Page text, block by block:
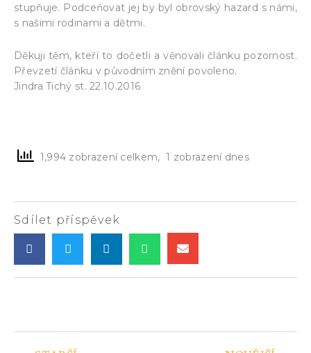
stupňuje. Podceňovat jej by byl obrovský hazard s námi,
s našimi rodinami a dětmi.
Děkuji těm, kteří to dočetli a věnovali článku pozornost.
Převzetí článku v původním znění povoleno.
Jindra Tichý st. 22.10.2016
1,994 zobrazení celkem, 1 zobrazení dnes
Sdílet příspěvek